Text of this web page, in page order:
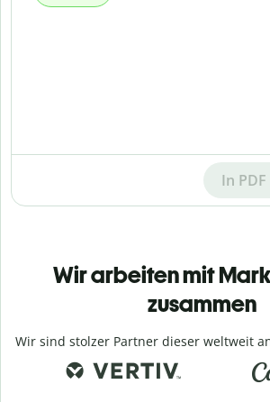
In
Wir arbeiten mit
zusammen
Wir sind stolzer Partner dieser weltweit